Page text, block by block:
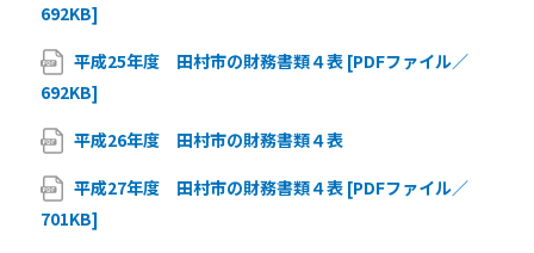
692KB]
平成25年度 田村市の財務書類４表 [PDFファイル／
692KB]
平成26年度 田村市の財務書類４表
平成27年度 田村市の財務書類４表 [PDFファイル／
701KB]